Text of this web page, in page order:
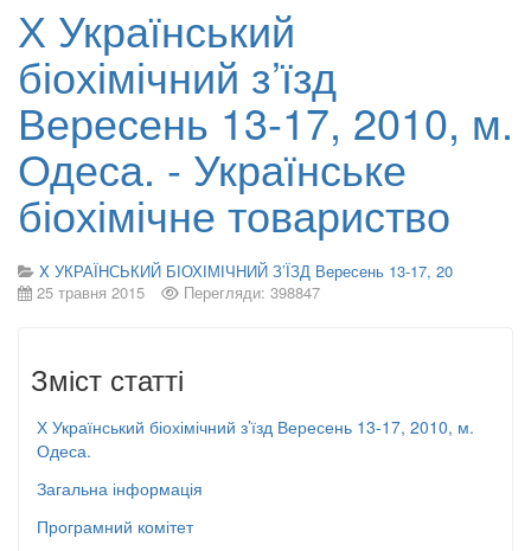
Х Український
біохімічний з’їзд
Вересень 13-17, 2010, м.
Одеса. - Українське
біохімічне товариство
X УКРАЇНСЬКИЙ БІОХІМІЧНИЙ З’ЇЗД Вересень 13-17, 20
25 травня 2015
Перегляди: 398847
Зміст статті
Х Український біохімічний з’їзд Вересень 13-17, 2010, м.
Одеса.
Загальна інформація
Програмний комітет